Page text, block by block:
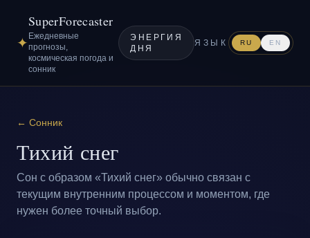
✦
SuperForecaster
Ежедневные
прогнозы,
космическая погода и
сонник
ЭНЕРГИЯ
ДНЯ
ЯЗЫК RU EN
← Сонник
Тихий снег
Сон с образом «Тихий снег» обычно связан с
текущим внутренним процессом и моментом, где
нужен более точный выбор.